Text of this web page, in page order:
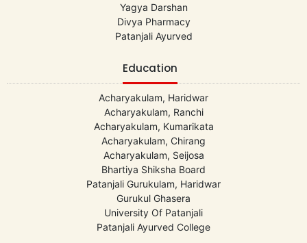
Yagya Darshan
Divya Pharmacy
Patanjali Ayurved
Education
Acharyakulam, Haridwar
Acharyakulam, Ranchi
Acharyakulam, Kumarikata
Acharyakulam, Chirang
Acharyakulam, Seijosa
Bhartiya Shiksha Board
Patanjali Gurukulam, Haridwar
Gurukul Ghasera
University Of Patanjali
Patanjali Ayurved College